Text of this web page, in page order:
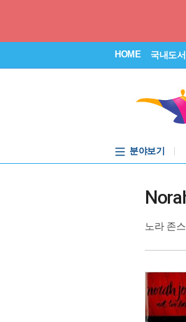
HOME 국내도서
분야보기
노라 존